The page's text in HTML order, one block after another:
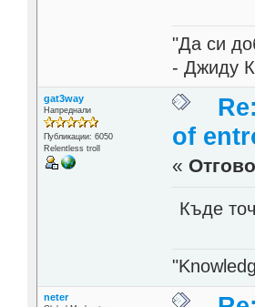
"Да си
- Джиду
gat3way
Напреднали
Публикации: 6050
Relentless troll
of
«
Къде
neter